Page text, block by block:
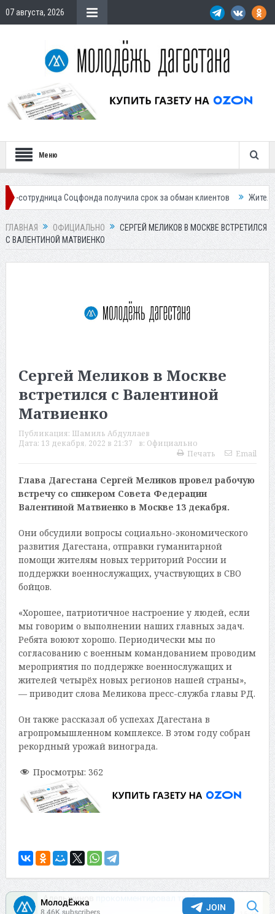
07 августа, 2026
Меню
Соцфонда получила срок за обман клиентов Жителей
ГЛАВНАЯ ОФИЦИАЛЬНО
СЕРГЕЙ МЕЛИКОВ В МОСКВЕ ВСТРЕТИЛСЯ
С ВАЛЕНТИНОЙ МАТВИЕНКО
Сергей Меликов в Москве
встретился с Валентиной
Матвиенко
Публикация: Шамиль Абдуллаев
Дата: 13 декабря, 2022 в 21:37 в: Официально
Печать
Email
Глава Дагестана Сергей Меликов провел рабочую
встречу со спикером Совета Федерации
Валентиной Матвиенко в Москве 13 декабря.
Они обсудили вопросы социально-экономического
развития Дагестана, отправки гуманитарной
помощи жителям новых территорий России и
поддержки военнослужащих, участвующих в СВО
бойцов.
«Хорошее, патриотичное настроение у людей, если
мы говорим о выполнении наших главных задач.
Ребята воюют хорошо. Периодически мы по
согласованию с военным командованием проводим
мероприятия по поддержке военнослужащих и
жителей четырёх новых регионов нашей страны»,
— приводит слова Меликова пресс-служба главы РД.
Он также рассказал об успехах Дагестана в
агропромышленном комплексе. В этом году собран
рекордный урожай винограда.
Просмотры: 362